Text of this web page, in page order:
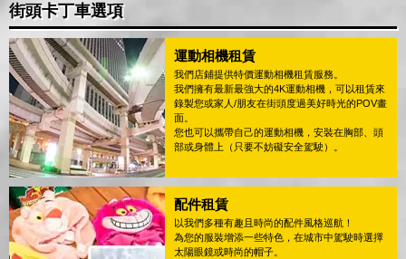
街頭卡丁車選項
運動相機租賃
我們店鋪提供特價運動相機租賃服務。
我們擁有最新最強大的4K運動相機，可以租賃來
錄製您或家人/朋友在街頭度過美好時光的POV畫
面。
您也可以攜帶自己的運動相機，安裝在胸部、頭
部或身體上（只要不妨礙安全駕駛）。
配件租賃
以我們多種有趣且時尚的配件風格巡航！
為您的服裝增添一些特色，在城市中駕駛時選擇
太陽眼鏡或時尚的帽子。